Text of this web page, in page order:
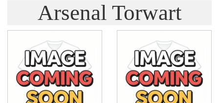
Arsenal Torwart